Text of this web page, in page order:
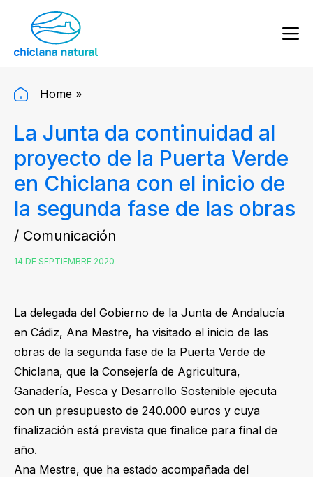
Home »
La Junta da continuidad al
proyecto de la Puerta Verde
en Chiclana con el inicio de
la segunda fase de las obras
/ Comunicación
14 DE SEPTIEMBRE 2020
La delegada del Gobierno de la Junta de Andalucía
en Cádiz, Ana Mestre, ha visitado el inicio de las
obras de la segunda fase de la Puerta Verde de
Chiclana, que la Consejería de Agricultura,
Ganadería, Pesca y Desarrollo Sostenible ejecuta
con un presupuesto de 240.000 euros y cuya
finalización está prevista que finalice para final de
año.
Ana Mestre, que ha estado acompañada del